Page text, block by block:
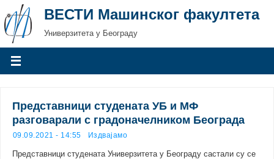
ВЕСТИ Машинског факултета
Универзитета у Београду
Представници студената УБ и МФ
разговарали с градоначелником Београда
09.09.2021 - 14:55 Издвајамо
Представници студената Универзитета у Београду састали су се